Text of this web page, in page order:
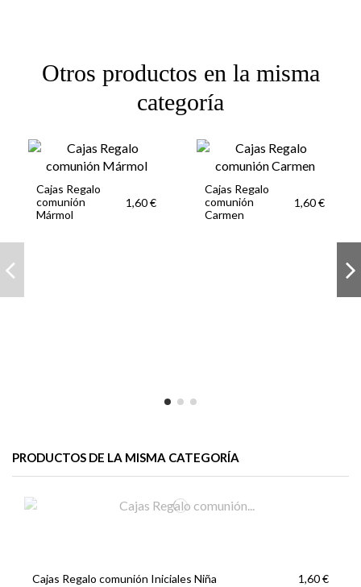
Otros productos en la misma
categoría
Cajas Regalo
comunión
Mármol
1,60 €
Cajas Regalo
comunión
Carmen
1,60 €
PRODUCTOS DE LA MISMA CATEGORÍA
Cajas Regalo comunión Iniciales Niña 1,60 €